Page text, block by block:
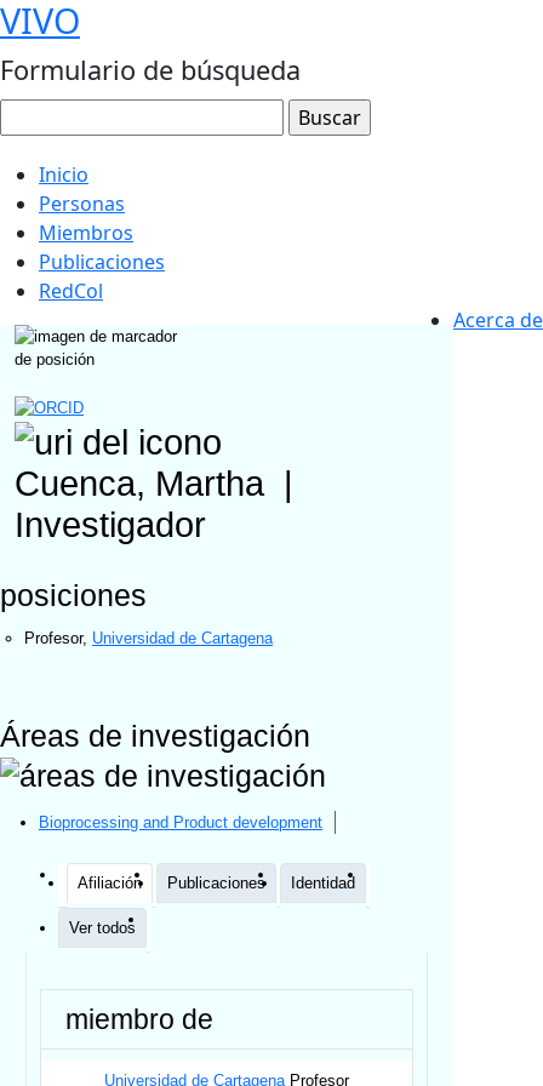
VIVO
Formulario de búsqueda
Inicio
Personas
Miembros
Publicaciones
RedCol
Acerca de
Cuenca, Martha
Investigador
posiciones
Profesor, Universidad de Cartagena
Áreas de investigación
Bioprocessing and Product development
Afiliación Publicaciones Identidad
Ver todos
miembro de
Universidad de Cartagena Profesor